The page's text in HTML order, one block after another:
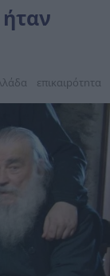
επικαιpότnτα